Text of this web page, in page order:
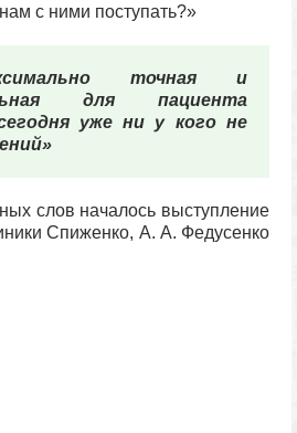
с ними поступать?»
точная и
для пациента
уже ни у кого не
слов началось выступление
Спиженко, А. А. Федусенко